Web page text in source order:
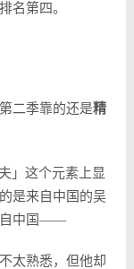
名第四。
二季靠的还是精
」这个元素上显
是来自中国的吴
自中国——
太熟悉，但他却